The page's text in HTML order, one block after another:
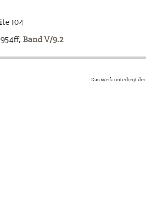
104
Band V/9.2
Das Werk unterliegt der